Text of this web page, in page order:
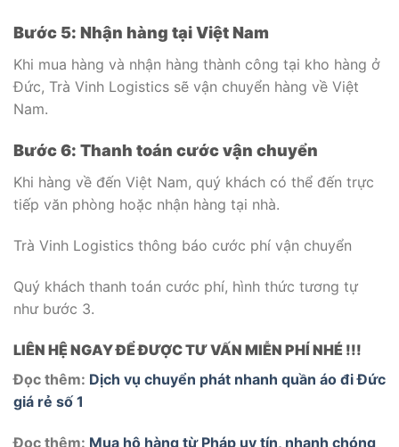
Bước 5: Nhận hàng tại Việt Nam
Khi mua hàng và nhận hàng thành công tại kho hàng ở
Đức, Trà Vinh Logistics sẽ vận chuyển hàng về Việt
Nam.
Bước 6: Thanh toán cước vận chuyển
Khi hàng về đến Việt Nam, quý khách có thể đến trực
tiếp văn phòng hoặc nhận hàng tại nhà.
Trà Vinh Logistics thông báo cước phí vận chuyển
Quý khách thanh toán cước phí, hình thức tương tự
như bước 3.
LIÊN HỆ NGAY ĐỂ ĐƯỢC TƯ VẤN MIỄN PHÍ NHÉ !!!
Đọc thêm: Dịch vụ chuyển phát nhanh quần áo đi Đức
giá rẻ số 1
Đọc thêm: Mua hộ hàng từ Pháp uy tín, nhanh chóng